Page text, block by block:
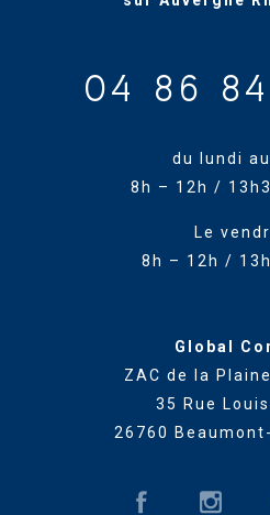
04 86
du lundi
8h – 12h /
Le
8h – 12h /
Global
ZAC de la
35 Rue
26760